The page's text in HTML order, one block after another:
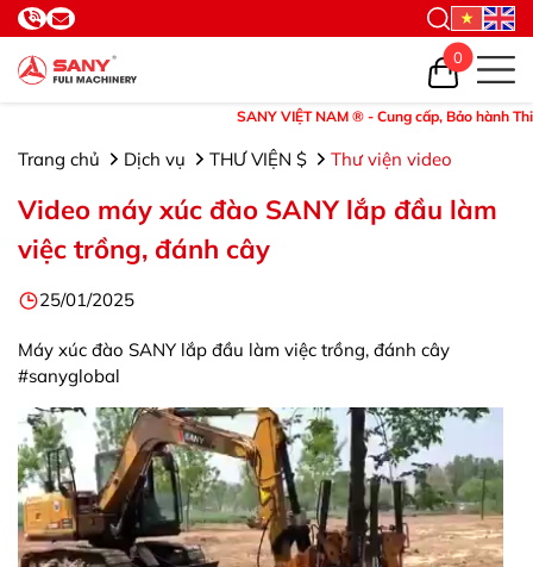
SANY VIỆT NAM ® - Cung cấp, Bảo hành Thiết
0
Trang chủ Dịch vụ THƯ VIỆN $ Thư viện video
Video máy xúc đào SANY lắp đầu làm
việc trồng, đánh cây
25/01/2025
Máy xúc đào SANY lắp đầu làm việc trồng, đánh cây
#sanyglobal